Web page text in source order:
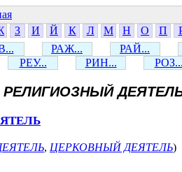
З И Й К Л М Н О П
РАЖ...
РАЙ...
РЕУ...
РИН...
РЕЛИГИОЗНЫЙ
, ЦЕРКОВНЫЙ ДЕЯТЕЛЬ)